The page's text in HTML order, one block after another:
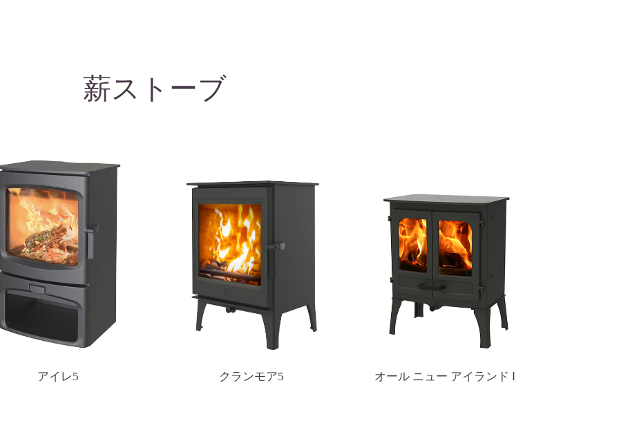
薪ストーブ
アイレ5 クランモア5 オール ニュー アイランド Ⅰ